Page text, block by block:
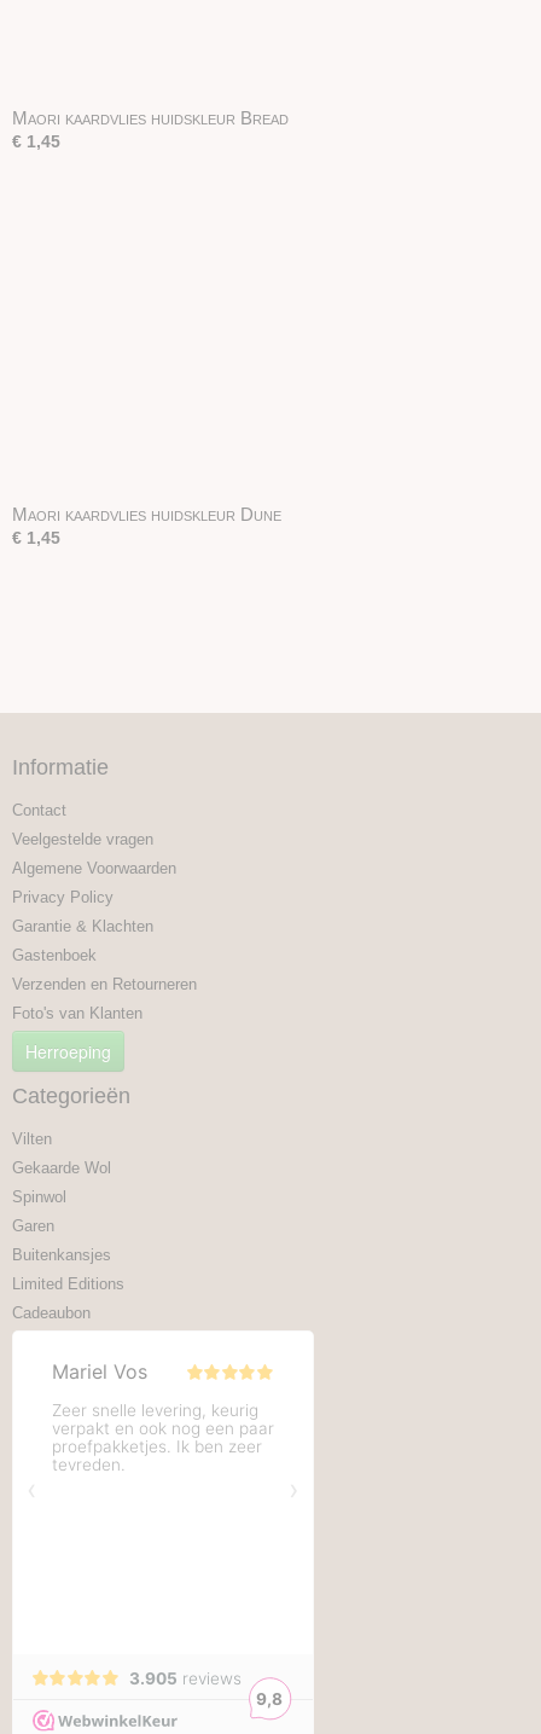
Maori kaardvlies huidskleur Bread
€ 1,45
Maori kaardvlies huidskleur Dune
€ 1,45
Informatie
Contact
Veelgestelde vragen
Algemene Voorwaarden
Privacy Policy
Garantie & Klachten
Gastenboek
Verzenden en Retourneren
Foto's van Klanten
Herroeping
Categorieën
Vilten
Gekaarde Wol
Spinwol
Garen
Buitenkansjes
Limited Editions
Cadeaubon